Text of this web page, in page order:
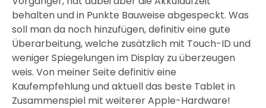
behalten und in Punkte Bauweise abgespeckt. Was
soll man da noch hinzufügen, definitiv eine gute
Überarbeitung, welche zusätzlich mit Touch-ID und
weniger Spiegelungen im Display zu überzeugen
weis. Von meiner Seite definitiv eine
Kaufempfehlung und aktuell das beste Tablet in
Zusammenspiel mit weiterer Apple-Hardware!